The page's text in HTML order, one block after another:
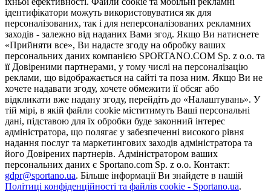
ідентифікатори можуть використовуватися як для
персоналізованих, так і для неперсоналізованих рекламних
заходів - залежно від наданих Вами згод. Якщо Ви натиснете
«Прийняти все», Ви надасте згоду на обробку ваших
персональних даних компанією SPORTANO.COM Sp. z o.o. та
її Довіреними партнерами, у тому числі на персоналізацію
реклами, що відображається на сайті та поза ним. Якщо Ви не
хочете надавати згоду, хочете обмежити її обсяг або
відкликати вже надану згоду, перейдіть до «Налаштувань». У
тій мірі, в якій файли cookie міститимуть Ваші персональні
дані, підставою для їх обробки буде законний інтерес
адміністратора, що полягає у забезпеченні високого рівня
надання послуг та маркетингових заходів адміністратора та
його Довірених партнерів. Адміністратором ваших
персональних даних є Sportano.com Sp. z o.o. Контакт:
gdpr@sportano.ua. Більше інформації Ви знайдете в нашій
Політиці конфіденційності та файлів cookie - Sportano.ua.